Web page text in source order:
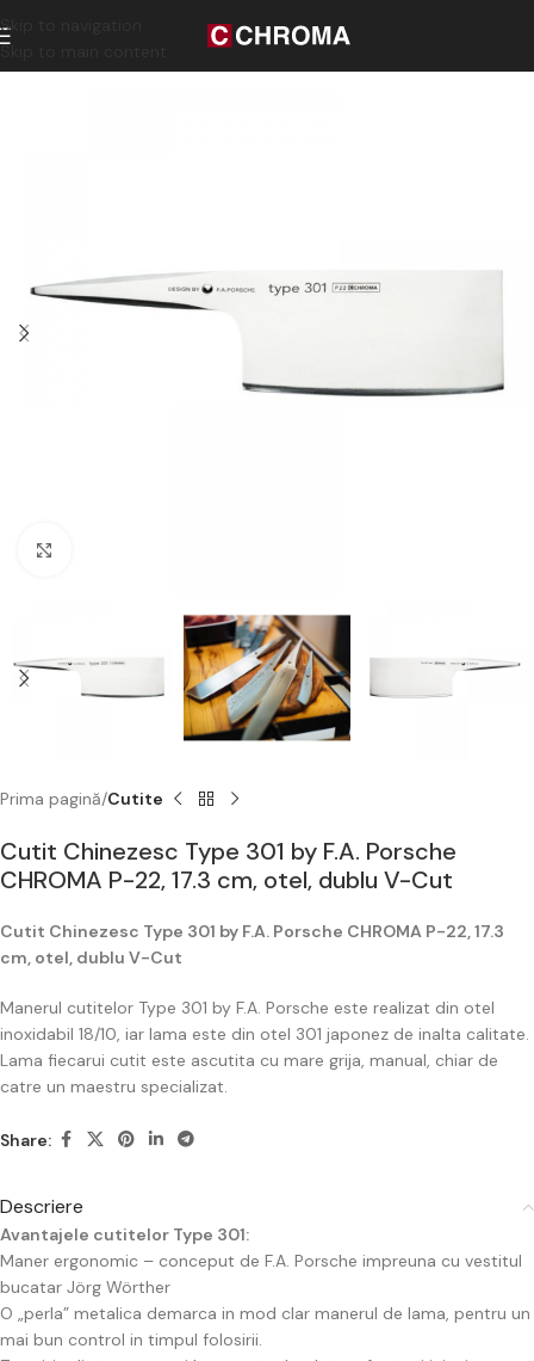
Skip to navigation
Skip to main content
Prima pagină Cutite
Cutit Chinezesc Type 301 by F.A. Porsche
CHROMA P-22, 17.3 cm, otel, dublu V-Cut
Cutit Chinezesc Type 301 by F.A. Porsche CHROMA P-22, 17.3
cm, otel, dublu V-Cut
Manerul cutitelor Type 301 by F.A. Porsche este realizat din otel
inoxidabil 18/10, iar lama este din otel 301 japonez de inalta calitate.
Lama fiecarui cutit este ascutita cu mare grija, manual, chiar de
catre un maestru specializat.
Share:
Descriere
Avantajele cutitelor Type 301:
Maner ergonomic – conceput de F.A. Porsche impreuna cu vestitul
bucatar Jörg Wörther
O „perla” metalica demarca in mod clar manerul de lama, pentru un
mai bun control in timpul folosirii.